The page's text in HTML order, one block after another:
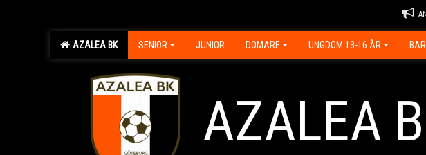
AZALEA BK SENIOR JUNIOR DOMARE UNGDOM 13-16 ÅR
AZALEA